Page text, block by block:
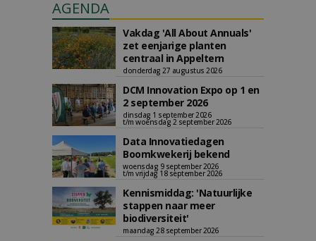
AGENDA
Vakdag 'All About Annuals'
zet eenjarige planten
centraal in Appeltern
donderdag 27 augustus 2026
DCM Innovation Expo op 1 en
2 september 2026
dinsdag 1 september 2026
t/m woensdag 2 september 2026
Data Innovatiedagen
Boomkwekerij bekend
woensdag 9 september 2026
t/m vrijdag 18 september 2026
Kennismiddag: 'Natuurlijke
stappen naar meer
biodiversiteit'
maandag 28 september 2026